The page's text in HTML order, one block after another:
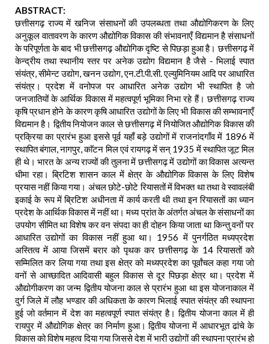
ABSTRACT:
छत्तीसगढ़ राज्य में खनिज संसाधनों की उपलब्धता तथा औद्योगिकरण के लिए
अनुकूल वातावरण के कारण औद्योगिक विकास की संभावनाएँ विद्यमान है संसाधनों
के परिपूर्णता के बाद भी छत्तीसगढ़ औद्योगिक दृष्टि से पिछड़ा हुआ है। छत्तीसगढ़ में
केन्द्रीय तथा स्थानीय स्तर पर अनेक उद्योग विद्यमान है जैसे - भिलाई स्पात
संयंत्र, सीमेन्ट उद्योग, खनन उद्योग, एन.टी.पी.सी. एल्युमिनियम आदि पर आधारित
संयंत्र। प्रदेश में वनोपज पर आधारित अनेक उद्योग भी स्थापित है जो
जनजातियों के आर्थिक विकास में महत्वपूर्ण भूमिका निभा रहे हैं। छत्तीसगढ़ राज्य
कृषि प्रधान होने के कारण कृषि आधारित उद्योगों के लिए भी विकास की सम्भावनाएँ
विद्यमान है। द्वितीय नियोजन काल से छत्तीसगढ़ में नियोजित औद्योगिक विकास की
प्रक्रिया का प्रारंभ हुआ इससे पूर्व यहाँ बड़े उद्योगों में राजनांदगाँव में 1896 में
स्थापित बंगाल, नागपुर, काॅटन मिल एवं रायगढ़ में सन् 1935 में स्थापित जूट मिल
ही थे। भारत के अन्य राज्यों की तुलना में छत्तीसगढ़ में उद्योगों का विकास अत्यन्त
धीमा रहा। ब्रिटिश शासन काल में क्षेत्र के औद्योगिक विकास के लिए विशेष
प्रयास नहीं किया गया। अंचल छोटे-छोटे रियासतों में विभक्त था तथा वे स्वावलंबी
इकाई के रूप में ब्रिटिश अधीनता में कार्य करती थी तथा इन रियासतों का ध्यान
प्रदेश के आर्थिक विकास में नहीं था। मध्य प्रांत के अंतर्गत अंचल के संसाधनों का
उपयोग सीमित था विशेष कर वन संपदा का ही दोहन किया जाता था किन्तु वनों पर
आधारित उद्योगों का विकास नहीं हुआ था। 1956 में पुनर्गठित मध्यप्रदेश
अस्तित्व में आया जिसमें बरार को पृथक कर छत्तीसगढ़ के 14 रियासतों को
सम्मिलित कर लिया गया तथा इस क्षेत्र को मध्यप्रदेश का पूर्वांचल कहा गया जो
वनों से आच्छादित आदिवासी बहुल विकास से दूर पिछड़ा क्षेत्र था। प्रदेश में
औद्योगीकरण का जन्म द्वितीय योजना काल से प्रारंभ हुआ था इस योजनाकाल में
दुर्ग जिले में लौह भण्डार की अधिकता के कारण भिलाई स्पात संयंत्र की स्थापना
हुई जो वर्तमान में देश का महत्वपूर्ण स्पात संयंत्र है। द्वितीय योजना काल में ही
रायपुर में औद्योगिक क्षेत्र का निर्माण हुआ। द्वितीय योजना में आधारभूत ढांचे के
विकास को विशेष महत्व दिया गया जिससे देश में भारी उद्योगों की स्थापना प्रारंभ हो